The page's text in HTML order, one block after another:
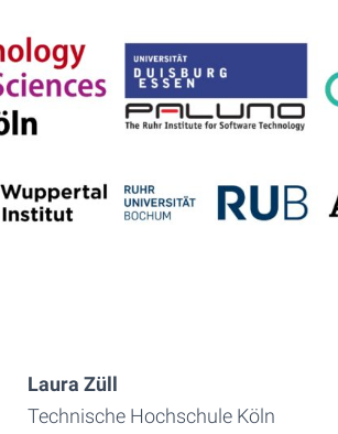
Laura Züll
Technische Hochschule Köln